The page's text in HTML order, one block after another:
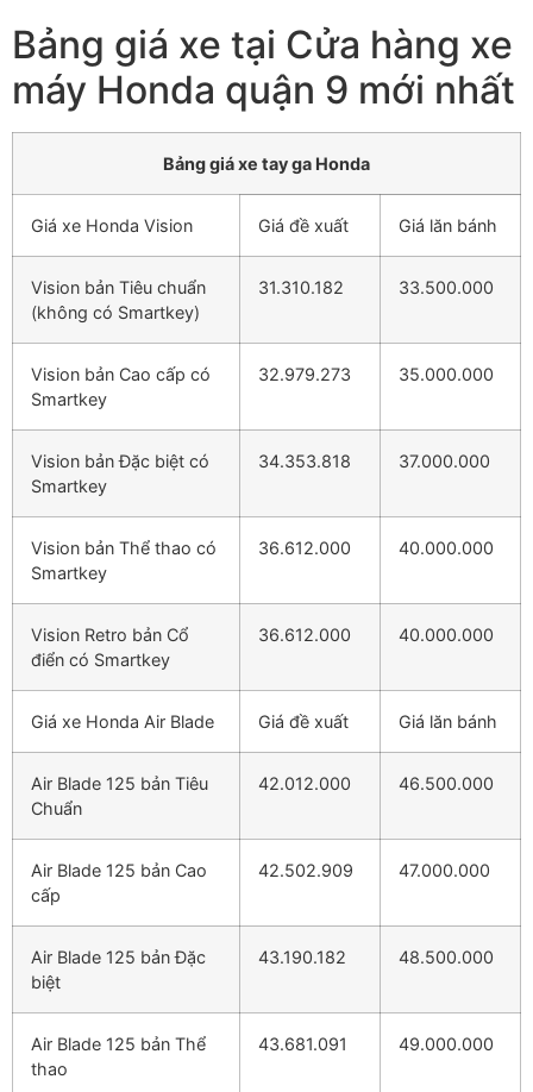
Bảng giá xe tại Cửa hàng xe
máy Honda quận 9 mới nhất
Bảng giá xe tay ga Honda
Giá xe Honda Vision Giá đề xuất Giá lăn bánh
Vision bản Tiêu chuẩn
(không có Smartkey)
31.310.182 33.500.000
Vision bản Cao cấp có
Smartkey
32.979.273 35.000.000
Vision bản Đặc biệt có
Smartkey
34.353.818 37.000.000
Vision bản Thể thao có
Smartkey
36.612.000 40.000.000
Vision Retro bản Cổ
điển có Smartkey
36.612.000 40.000.000
Giá xe Honda Air Blade Giá đề xuất Giá lăn bánh
Air Blade 125 bản Tiêu
Chuẩn
42.012.000 46.500.000
Air Blade 125 bản Cao
cấp
42.502.909 47.000.000
Air Blade 125 bản Đặc
biệt
43.190.182 48.500.000
Air Blade 125 bản Thể
thao
43.681.091 49.000.000